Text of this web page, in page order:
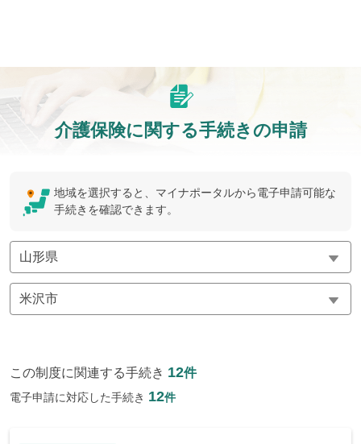
介護保険に関する手続きの申請
地域を選択すると、マイナポータルから電子申請可能な
手続きを確認できます。
この制度に関連する手続き 12件
電子申請に対応した手続き 12件